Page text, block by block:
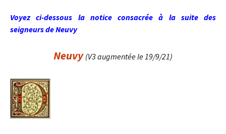
Voyez ci-dessous la notice consacrée à la suite des
seigneurs de Neuvy
Neuvy (V3 augmentée le 19/9/21)